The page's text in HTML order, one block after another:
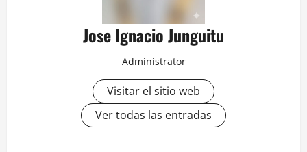
Jose Ignacio Junguitu
Administrator
Visitar el sitio web
Ver todas las entradas